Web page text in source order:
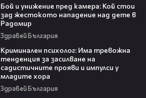
Бой и унижение пред камера: Кой стои
зад жестокото нападение над дете в
Радомир
Здравей България
Криминален психолог: Има тревожна
тенденция за засилване на
садистичните прояви и импулси у
младите хора
Здравей България